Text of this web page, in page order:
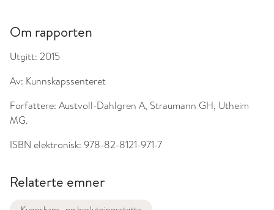
Om rapporten
Utgitt: 2015
Av: Kunnskapssenteret
Forfattere: Austvoll-Dahlgren A, Straumann GH, Utheim
MG.
ISBN elektronisk: 978-82-8121-971-7
Relaterte emner